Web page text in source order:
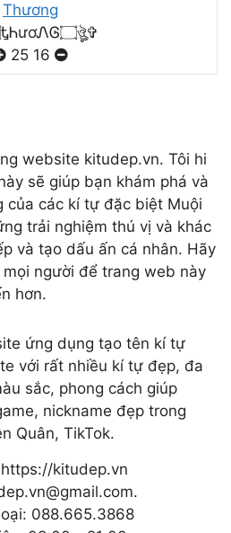
Thương
✞ঔৣ۝ᎿᏂươᏁᎶ۝ঔৣ✞
25 16
website kitudep.vn. Tôi hi
sẽ giúp bạn khám phá và
của các kí tự đặc biệt Muội
trải nghiệm thú vị và khác
và tạo dấu ấn cá nhân. Hãy
người để trang web này
hơn.
ứng dụng tạo tên kí tự
với rất nhiều kí tự đẹp, đa
sắc, phong cách giúp
nickname đẹp trong
Quân, TikTok.
kitudep.vn
088.665.3868